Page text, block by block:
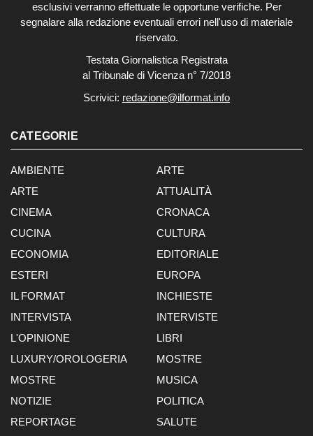
esclusivi verranno effettuate le opportune verifiche. Per
segnalare alla redazione eventuali errori nell'uso di materiale
riservato.
Testata Giornalistica Registrata
al Tribunale di Vicenza n° 7/2018
Scrivici: redazione@ilformat.info
CATEGORIE
AMBIENTE
ARTE
ARTE
ATTUALITÀ
CINEMA
CRONACA
CUCINA
CULTURA
ECONOMIA
EDITORIALE
ESTERI
EUROPA
IL FORMAT
INCHIESTE
INTERVISTA
INTERVISTE
L'OPINIONE
LIBRI
LUXURY/OROLOGERIA
MOSTRE
MOSTRE
MUSICA
NOTIZIE
POLITICA
REPORTAGE
SALUTE